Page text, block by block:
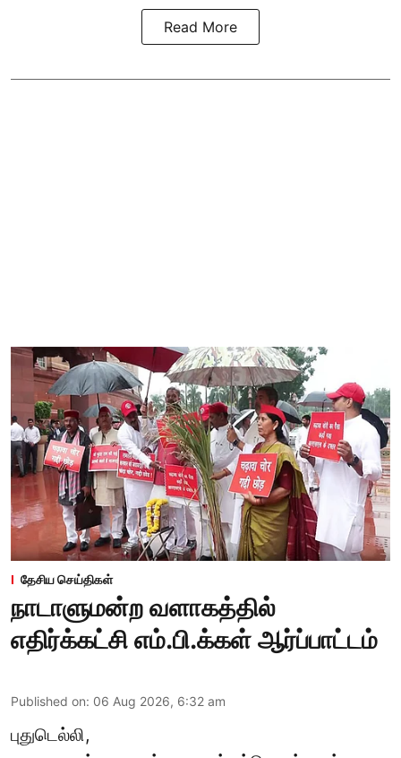
Read More
தேசிய செய்திகள்
நாடாளுமன்ற வளாகத்தில்
எதிர்க்கட்சி எம்.பி.க்கள் ஆர்ப்பாட்டம்
Published on: 06 Aug 2026, 6:32 am
புதுடெல்லி,